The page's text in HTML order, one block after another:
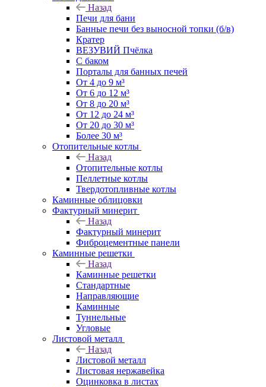
Назад
Печи для бани
Банные печи без выносной топки (б/в)
Кратер
ВЕЗУВИЙ Пчёлка
С баком
Порталы для банных печей
От 4 до 9 м³
От 6 до 12 м³
От 8 до 20 м³
От 12 до 24 м³
От 20 до 30 м³
Более 30 м³
Отопительные котлы
Назад
Отопительные котлы
Пеллетные котлы
Твердотопливные котлы
Каминные облицовки
Фактурный минерит
Назад
Фактурный минерит
Фиброцементные панели
Каминные решетки
Назад
Каминные решетки
Стандартные
Направляющие
Каминные
Туннельные
Угловые
Листовой металл
Назад
Листовой металл
Листовая нержавейка
Оцинковка в листах